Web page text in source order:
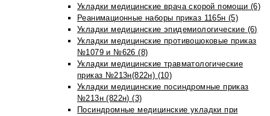
Укладки медицинские врача скорой помощи (6)
Реанимационные наборы приказ 1165н (5)
Укладки медицинские эпидемиологические (6)
Укладки медицинские противошоковые приказ
№1079 и №626 (8)
Укладки медицинские травматологические
приказ №213н(822н) (10)
Укладки медицинские посиндромные приказ
№213н (822н) (3)
Посиндромные медицинские укладки при